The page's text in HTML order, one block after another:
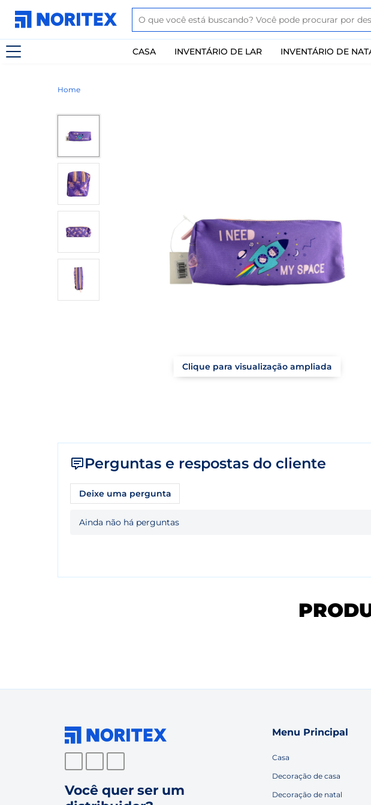
CASA INVENTÁRIO DE LAR INVENTÁRIO DE
Home
Clique para visualização ampliada
Perguntas e respostas do cliente
Deixe uma pergunta
Ainda não há perguntas
Você quer ser um
Menu Principal
Casa
Decoração de casa
Decoração de natal